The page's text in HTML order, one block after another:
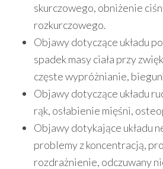
skurczowego, obniżenie
rozkurczowego.
Objawy dotyczące układu
spadek masy ciała przy
częste wypróżnianie,
Objawy dotyczące układu
rąk, osłabienie mięśni,
Objawy dotykające układu
problemy z koncentracją,
rozdrażnienie, odczuwany